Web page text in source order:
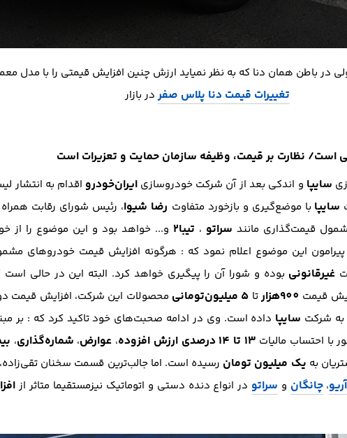
در باطن همان دنا که به نظر نمیاید ارزش چنین افزایش قیمتی را با مدل
تغییرات قیمت دنا پلاس صفردر بازار
است/ نظارت بر قيمت، وظیفه سازمان حمايت و تعزيرات است
سایپا و اندکی بعد از آن شرکت خودروسازی ایران‌خودرو اقدام به انتشار
سایپا با موضع‌گیری و بازخورد متفاوت رضا شیوا، رئیس شورای رقابت
قيمت‌گذاري مانند سراتو ، تيبا2
و... خواهد بود و اين موضوع را از
این موضوع اعلام نمود که : هرگونه افزايش قيمت خودروهاي
غيرقانوني بوده و شورا آن را پيگيري خواهد كرد. البته این در حالی است
قیمت 900هزار تا 5 میلیون‌تومانی محصولات این شرکت، افزايش قيمت
به شركت سايپا داده است. وی در ادامه صحبت‌های خود تاکید کرد که : بر
با احتساب ماليات 13 تا 14 درصدي ارزش افزوده ، عوارض، شماره‌گذاري،
به يك ميليون تومان رسيده است. اما جالب‌ترین قسمت سخنان
آريو، چانگان و سراتو در انواع دنده دستي و اتوماتيك نيزمستقيما متاثر از